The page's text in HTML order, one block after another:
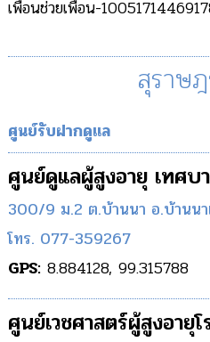
เพื่อนช่วยเพื่อน-
สุราษ
ศูนย์รับฝากดูแล
ศูนย์ดูแลผู้สูงอายุ เทศบ
300/9 ม.2 ต.บ้านนา อ.บ้านน
โทร. 077-359267
GPS: 8.884128, 99.315788
ศูนย์เวชศาสตร์ผู้สูงอายุ